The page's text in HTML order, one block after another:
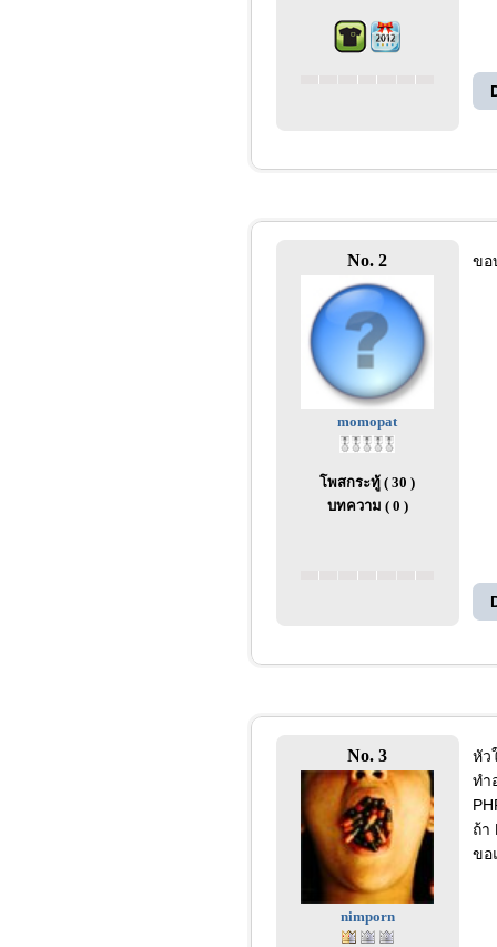
No. 2
momopat
โพสกระทู้ ( 30 )
บทความ ( 0 )
ขอ
No. 3
nimporn
หัว
ทำ
ถ้า
ขอ